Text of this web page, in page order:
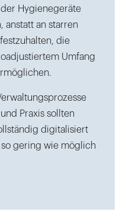
Hygienegeräte
anstatt an starren
die
Umfang
Praxis sollten
digitalisiert
gering wie möglich